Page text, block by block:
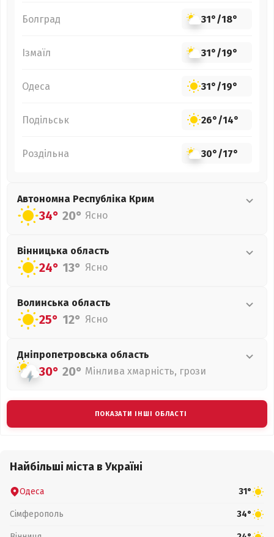
Болград 31°/18°
Ізмаїл 31°/19°
Одеса 31°/19°
Подільськ 26°/14°
Роздільна 30°/17°
Автономна Республіка Крим
34° 20° Ясно
Вінницька область
24° 13° Ясно
Волинська область
25° 12° Ясно
Дніпропетровська область
30° 20° Мінлива хмарність, грози
ПОКАЗАТИ ІНШІ ОБЛАСТІ
Найбільші міста в Україні
Одеса 31°
Сімферополь 34°